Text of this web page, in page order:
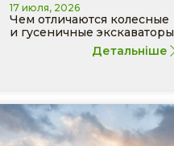
17 июля, 2026
Чем отличаются колесные
и гусеничные экскаваторы
Детальніше